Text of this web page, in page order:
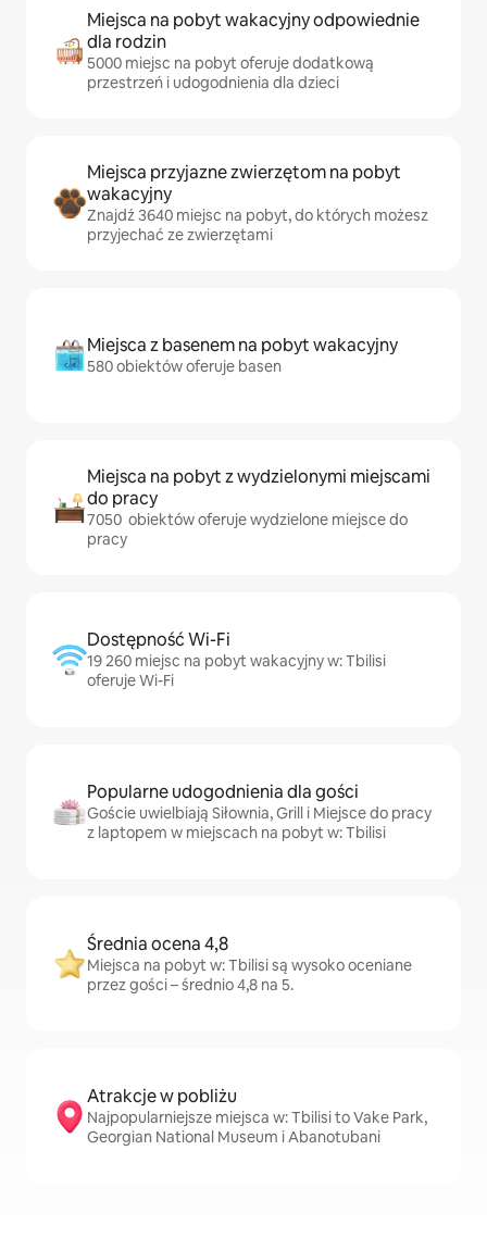
Miejsca na pobyt wakacyjny odpowiednie
dla rodzin
5000 miejsc na pobyt oferuje dodatkową
przestrzeń i udogodnienia dla dzieci
Miejsca przyjazne zwierzętom na pobyt
wakacyjny
Znajdź 3640 miejsc na pobyt, do których możesz
przyjechać ze zwierzętami
Miejsca z basenem na pobyt wakacyjny
580 obiektów oferuje basen
Miejsca na pobyt z wydzielonymi miejscami
do pracy
7050 obiektów oferuje wydzielone miejsce do
pracy
Dostępność Wi-Fi
19 260 miejsc na pobyt wakacyjny w: Tbilisi
oferuje Wi-Fi
Popularne udogodnienia dla gości
Goście uwielbiają Siłownia, Grill i Miejsce do pracy
z laptopem w miejscach na pobyt w: Tbilisi
Średnia ocena 4,8
Miejsca na pobyt w: Tbilisi są wysoko oceniane
przez gości – średnio 4,8 na 5.
Atrakcje w pobliżu
Najpopularniejsze miejsca w: Tbilisi to Vake Park,
Georgian National Museum i Abanotubani